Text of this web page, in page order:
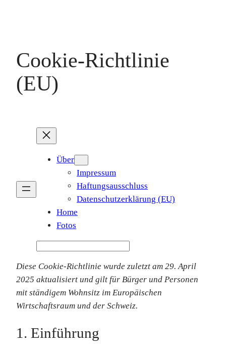
Cookie-Richtlinie
(EU)
Über
Impressum
Haftungsausschluss
Datenschutzerklärung (EU)
Home
Fotos
Diese Cookie-Richtlinie wurde zuletzt am 29. April
2025 aktualisiert und gilt für Bürger und Personen
mit ständigem Wohnsitz im Europäischen
Wirtschaftsraum und der Schweiz.
1. Einführung